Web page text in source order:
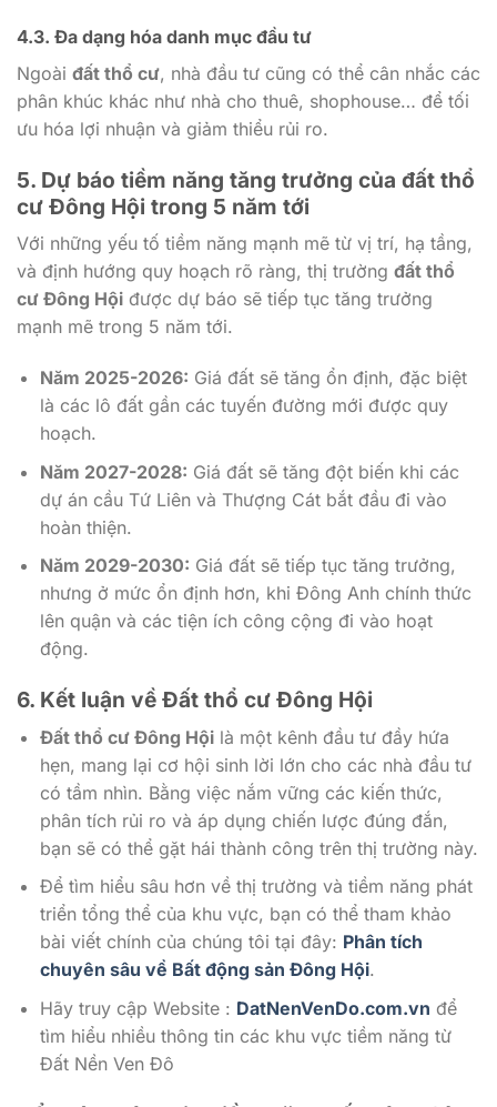
4.3. Đa dạng hóa danh mục đầu tư
Ngoài đất thổ cư, nhà đầu tư cũng có thể cân nhắc các
phân khúc khác như nhà cho thuê, shophouse… để tối
ưu hóa lợi nhuận và giảm thiểu rủi ro.
5. Dự báo tiềm năng tăng trưởng của đất thổ
cư Đông Hội trong 5 năm tới
Với những yếu tố tiềm năng mạnh mẽ từ vị trí, hạ tầng,
và định hướng quy hoạch rõ ràng, thị trường đất thổ
cư Đông Hội được dự báo sẽ tiếp tục tăng trưởng
mạnh mẽ trong 5 năm tới.
Năm 2025-2026: Giá đất sẽ tăng ổn định, đặc biệt
là các lô đất gần các tuyến đường mới được quy
hoạch.
Năm 2027-2028: Giá đất sẽ tăng đột biến khi các
dự án cầu Tứ Liên và Thượng Cát bắt đầu đi vào
hoàn thiện.
Năm 2029-2030: Giá đất sẽ tiếp tục tăng trưởng,
nhưng ở mức ổn định hơn, khi Đông Anh chính thức
lên quận và các tiện ích công cộng đi vào hoạt
động.
6. Kết luận về Đất thổ cư Đông Hội
Đất thổ cư Đông Hộilà một kênh đầu tư đầy hứa
hẹn, mang lại cơ hội sinh lời lớn cho các nhà đầu tư
có tầm nhìn. Bằng việc nắm vững các kiến thức,
phân tích rủi ro và áp dụng chiến lược đúng đắn,
bạn sẽ có thể gặt hái thành công trên thị trường này.
Để tìm hiểu sâu hơn về thị trường và tiềm năng phát
triển tổng thể của khu vực, bạn có thể tham khảo
bài viết chính của chúng tôi tại đây: Phân tích
chuyên sâu về Bất động sản Đông Hội.
Hãy truy cập Website : DatNenVenDo.com.vn để
tìm hiểu nhiều thông tin các khu vực tiềm năng từ
Đất Nền Ven Đô